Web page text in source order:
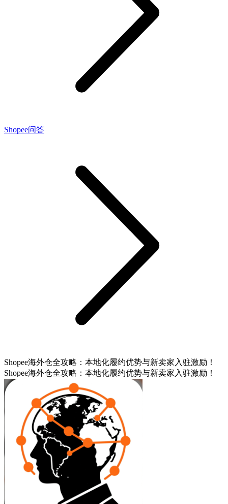
Shopee问答
Shopee海外仓全攻略：本地化履约优势与新卖家入驻激励！
Shopee海外仓全攻略：本地化履约优势与新卖家入驻激励！